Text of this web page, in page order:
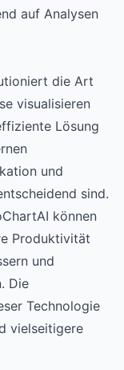
auf Analysen
die Art
visualisieren
Lösung
und
sind.
können
Produktivität
und
Die
Technologie
vielseitigere